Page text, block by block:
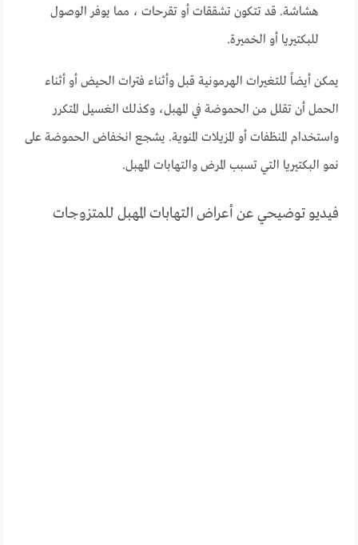
هشاشة. قد تتكون تشققات أو تقرحات ، مما يوفر الوصول
للبكتيريا أو الخميرة.
يمكن أيضاً للتغيرات الهرمونية قبل وأثناء فترات الحيض أو أثناء
الحمل أن تقلل من الحموضة في المهبل، وكذلك الغسيل المتكرر
واستخدام المنظفات أو المزيلات المنوية. يشجع انخفاض الحموضة على
نمو البكتيريا التي تسبب المرض والتهابات المهبل.
فيديو توضيحي عن أعراض التهابات المهبل للمتزوجات